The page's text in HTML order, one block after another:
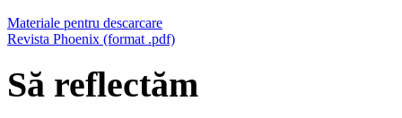
Materiale pentru descarcare
Revista Phoenix (format .pdf)
Să reflectăm